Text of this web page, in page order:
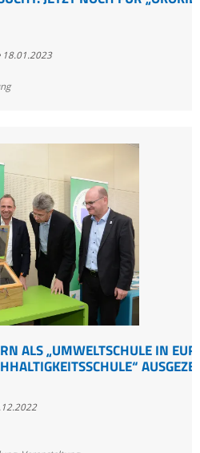
18.01.2023
ALS „UMWELTSCHULE IN